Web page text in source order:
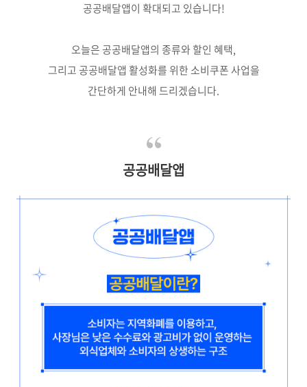
공공배달앱이 확대되고 있습니다!
오늘은 공공배달앱의 종류와 할인 혜택,
그리고 공공배달앱 활성화를 위한 소비쿠폰 사업을
간단하게 안내해 드리겠습니다.
공공배달앱